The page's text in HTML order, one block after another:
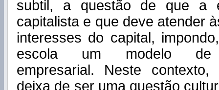
subtil, a questão de que a
capitalista e que deve atender
interesses do capital,
escola um modelo de
empresarial. Neste contexto,
deixa de ser uma questão